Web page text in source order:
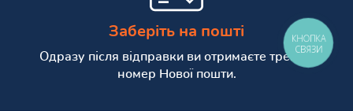
Заберіть на пошті
Одразу після відправки ви отримаєте трекінг
номер Нової пошти.
КНОПКА
СВЯЗИ